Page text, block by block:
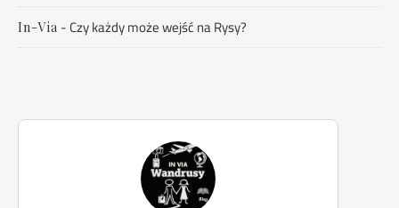
In-Via -Czy każdy może wejść na Rysy?